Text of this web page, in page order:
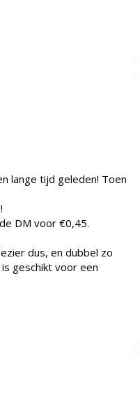
lange tijd geleden! Toen
!
DM voor €0,45.
dus, en dubbel zo
geschikt voor een